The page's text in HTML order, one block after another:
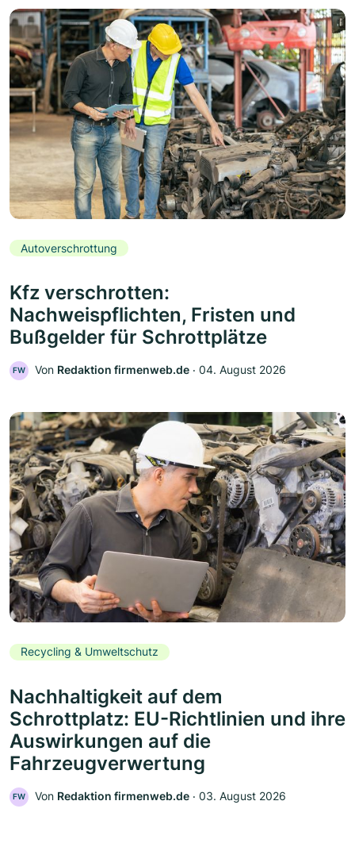
Autoverschrottung
Kfz verschrotten:
Nachweispflichten, Fristen und
Bußgelder für Schrottplätze
FW Von Redaktion firmenweb.de ‧ 04. August 2026
Recycling & Umweltschutz
Nachhaltigkeit auf dem
Schrottplatz: EU-Richtlinien und ihre
Auswirkungen auf die
Fahrzeugverwertung
FW Von Redaktion firmenweb.de ‧ 03. August 2026